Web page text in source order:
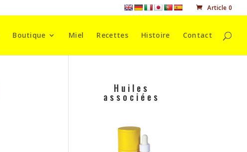
Article 0
Boutique Miel Recettes Histoire Contact
Huiles
associées